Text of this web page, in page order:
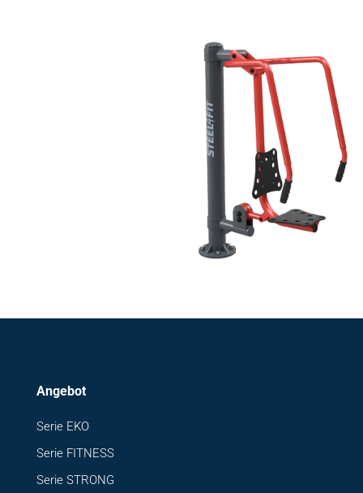
Angebot
Serie EKO
Serie FITNESS
Serie STRONG